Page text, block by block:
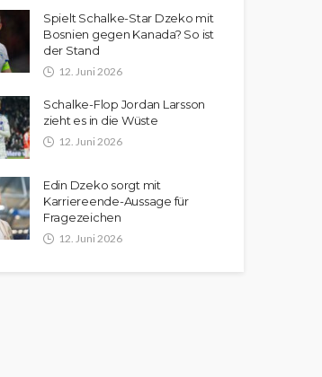
Spielt Schalke-Star Dzeko mit
Bosnien gegen Kanada? So ist
der Stand
12. Juni 2026
Schalke-Flop Jordan Larsson
zieht es in die Wüste
12. Juni 2026
Edin Dzeko sorgt mit
Karriereende-Aussage für
Fragezeichen
12. Juni 2026